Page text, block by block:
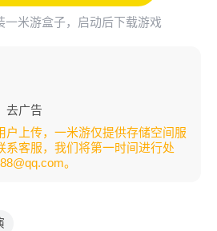
一米游盒子，启动后下载游戏
去广告
户上传，一米游仅提供存储空间服
系客服，我们将第一时间进行处
。